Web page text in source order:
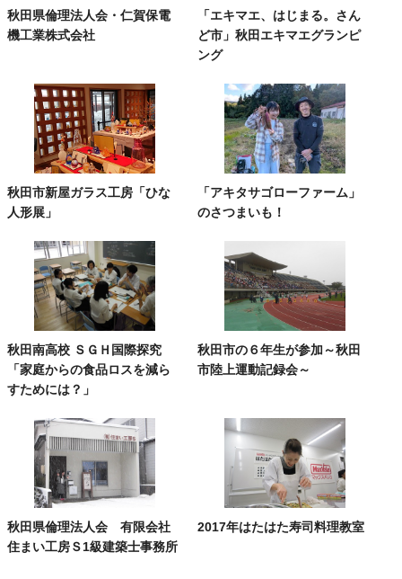
秋田県倫理法人会・仁賀保電
機工業株式会社
「エキマエ、はじまる。さん
ど市」秋田エキマエグランピ
ング
秋田市新屋ガラス工房「ひな
人形展」
「アキタサゴローファーム」
のさつまいも！
秋田南高校 ＳＧＨ国際探究
「家庭からの食品ロスを減ら
すためには？」
秋田市の６年生が参加～秋田
市陸上運動記録会～
秋田県倫理法人会 有限会社
住まい工房Ｓ1級建築士事務所
2017年はたはた寿司料理教室